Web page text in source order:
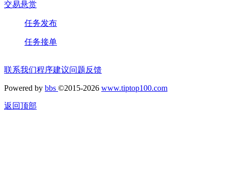
交易悬赏
任务发布
任务接单
联系我们程序建议问题反馈
Powered by bbs ©2015-2026 www.tiptop100.com
返回顶部